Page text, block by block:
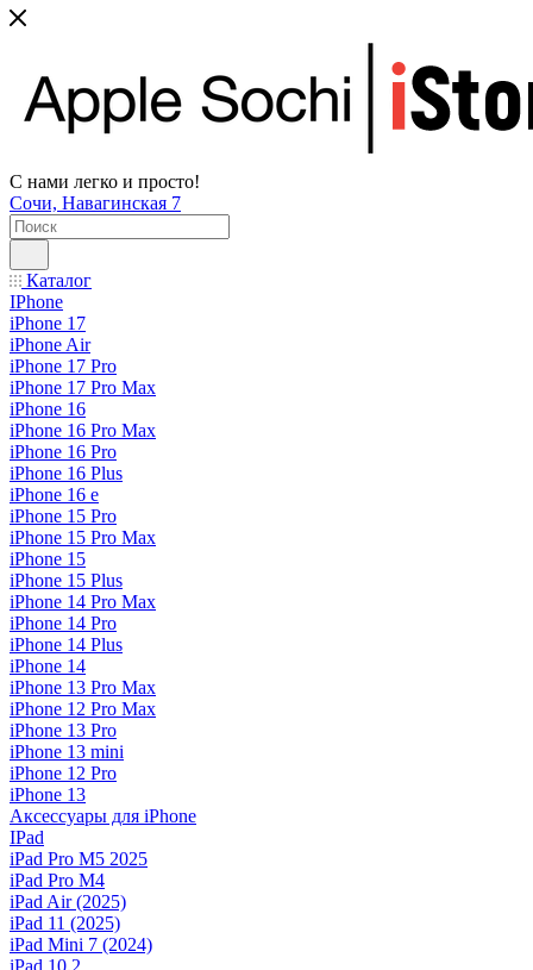
С нами легко и просто!
Сочи, Навагинская 7
Каталог
IPhone
iPhone 17
iPhone Air
iPhone 17 Pro
iPhone 17 Pro Max
iPhone 16
iPhone 16 Pro Max
iPhone 16 Pro
iPhone 16 Plus
iPhone 16 e
iPhone 15 Pro
iPhone 15 Pro Max
iPhone 15
iPhone 15 Plus
iPhone 14 Pro Max
iPhone 14 Pro
iPhone 14 Plus
iPhone 14
iPhone 13 Pro Max
iPhone 12 Pro Max
iPhone 13 Pro
iPhone 13 mini
iPhone 12 Pro
iPhone 13
Аксессуары для iPhone
IPad
iPad Pro M5 2025
iPad Pro M4
iPad Air (2025)
iPad 11 (2025)
iPad Mini 7 (2024)
iPad 10.2